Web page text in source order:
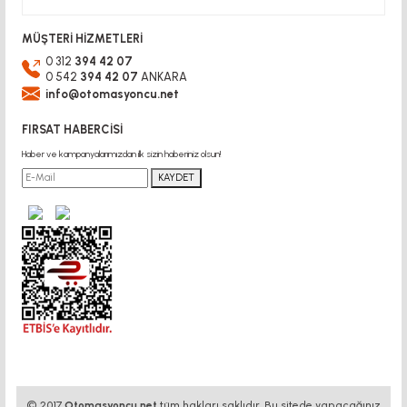
MÜŞTERİ HİZMETLERİ
0 312 394 42 07
0 542 394 42 07 ANKARA
info@otomasyoncu.net
FIRSAT HABERCİSİ
Haber ve kampanyalarımızdan ilk sizin haberiniz olsun!
KAYDET